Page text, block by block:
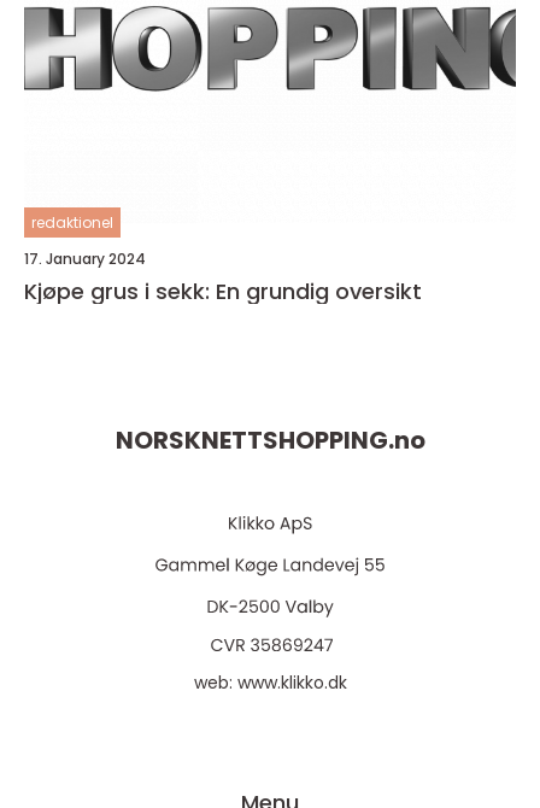
redaktionel
17. January 2024
Kjøpe grus i sekk: En grundig oversikt
NORSKNETTSHOPPING.no
web: www.klikko.dk